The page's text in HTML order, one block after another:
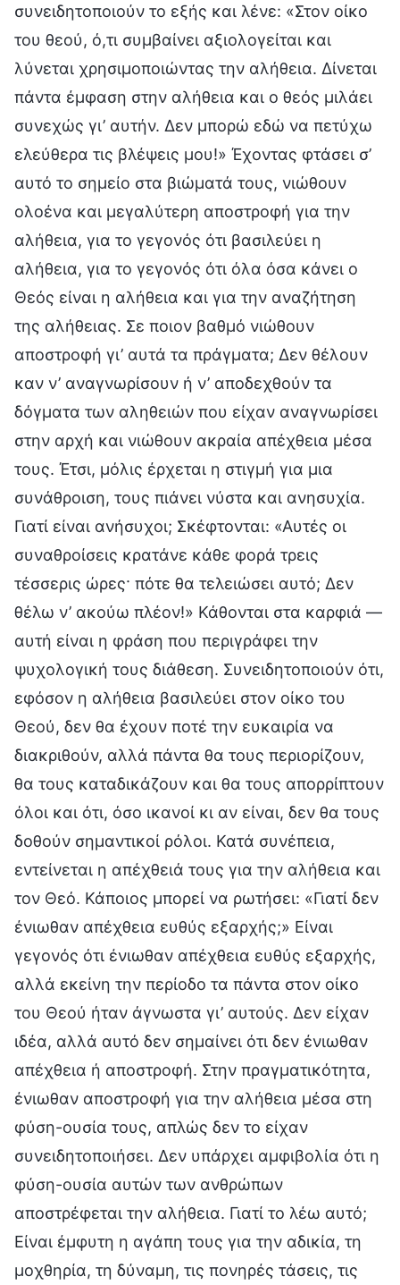
συνειδητοποιούν το εξής και λένε: «Στον οίκο
του θεού, ό,τι συμβαίνει αξιολογείται και
λύνεται χρησιμοποιώντας την αλήθεια. Δίνεται
πάντα έμφαση στην αλήθεια και ο θεός μιλάει
συνεχώς γι’ αυτήν. Δεν μπορώ εδώ να πετύχω
ελεύθερα τις βλέψεις μου!» Έχοντας φτάσει σ’
αυτό το σημείο στα βιώματά τους, νιώθουν
ολοένα και μεγαλύτερη αποστροφή για την
αλήθεια, για το γεγονός ότι βασιλεύει η
αλήθεια, για το γεγονός ότι όλα όσα κάνει ο
Θεός είναι η αλήθεια και για την αναζήτηση
της αλήθειας. Σε ποιον βαθμό νιώθουν
αποστροφή γι’ αυτά τα πράγματα; Δεν θέλουν
καν ν’ αναγνωρίσουν ή ν’ αποδεχθούν τα
δόγματα των αληθειών που είχαν αναγνωρίσει
στην αρχή και νιώθουν ακραία απέχθεια μέσα
τους. Έτσι, μόλις έρχεται η στιγμή για μια
συνάθροιση, τους πιάνει νύστα και ανησυχία.
Γιατί είναι ανήσυχοι; Σκέφτονται: «Αυτές οι
συναθροίσεις κρατάνε κάθε φορά τρεις
τέσσερις ώρες· πότε θα τελειώσει αυτό; Δεν
θέλω ν’ ακούω πλέον!» Κάθονται στα καρφιά —
αυτή είναι η φράση που περιγράφει την
ψυχολογική τους διάθεση. Συνειδητοποιούν ότι,
εφόσον η αλήθεια βασιλεύει στον οίκο του
Θεού, δεν θα έχουν ποτέ την ευκαιρία να
διακριθούν, αλλά πάντα θα τους περιορίζουν,
θα τους καταδικάζουν και θα τους απορρίπτουν
όλοι και ότι, όσο ικανοί κι αν είναι, δεν θα τους
δοθούν σημαντικοί ρόλοι. Κατά συνέπεια,
εντείνεται η απέχθειά τους για την αλήθεια και
τον Θεό. Κάποιος μπορεί να ρωτήσει: «Γιατί δεν
ένιωθαν απέχθεια ευθύς εξαρχής;» Είναι
γεγονός ότι ένιωθαν απέχθεια ευθύς εξαρχής,
αλλά εκείνη την περίοδο τα πάντα στον οίκο
του Θεού ήταν άγνωστα γι’ αυτούς. Δεν είχαν
ιδέα, αλλά αυτό δεν σημαίνει ότι δεν ένιωθαν
απέχθεια ή αποστροφή. Στην πραγματικότητα,
ένιωθαν αποστροφή για την αλήθεια μέσα στη
φύση-ουσία τους, απλώς δεν το είχαν
συνειδητοποιήσει. Δεν υπάρχει αμφιβολία ότι η
φύση-ουσία αυτών των ανθρώπων
αποστρέφεται την αλήθεια. Γιατί το λέω αυτό;
Είναι έμφυτη η αγάπη τους για την αδικία, τη
μοχθηρία, τη δύναμη, τις πονηρές τάσεις, τις